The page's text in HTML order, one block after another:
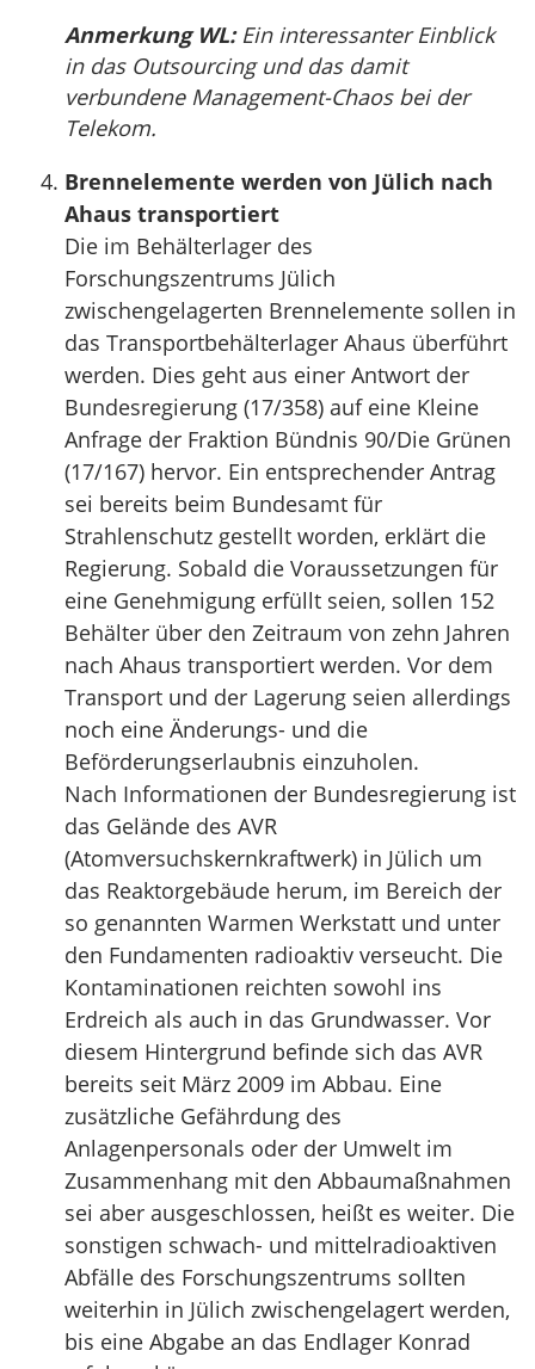
Anmerkung WL:Ein interessanter Einblick
in das Outsourcing und das damit
verbundene Management-Chaos bei der
Telekom.
Brennelemente werden von Jülich nach
Ahaus transportiert
Die im Behälterlager des
Forschungszentrums Jülich
zwischengelagerten Brennelemente sollen in
das Transportbehälterlager Ahaus überführt
werden. Dies geht aus einer Antwort der
Bundesregierung (17/358) auf eine Kleine
Anfrage der Fraktion Bündnis 90/Die Grünen
(17/167) hervor. Ein entsprechender Antrag
sei bereits beim Bundesamt für
Strahlenschutz gestellt worden, erklärt die
Regierung. Sobald die Voraussetzungen für
eine Genehmigung erfüllt seien, sollen 152
Behälter über den Zeitraum von zehn Jahren
nach Ahaus transportiert werden. Vor dem
Transport und der Lagerung seien allerdings
noch eine Änderungs- und die
Beförderungserlaubnis einzuholen.
Nach Informationen der Bundesregierung ist
das Gelände des AVR
(Atomversuchskernkraftwerk) in Jülich um
das Reaktorgebäude herum, im Bereich der
so genannten Warmen Werkstatt und unter
den Fundamenten radioaktiv verseucht. Die
Kontaminationen reichten sowohl ins
Erdreich als auch in das Grundwasser. Vor
diesem Hintergrund befinde sich das AVR
bereits seit März 2009 im Abbau. Eine
zusätzliche Gefährdung des
Anlagenpersonals oder der Umwelt im
Zusammenhang mit den Abbaumaßnahmen
sei aber ausgeschlossen, heißt es weiter. Die
sonstigen schwach- und mittelradioaktiven
Abfälle des Forschungszentrums sollten
weiterhin in Jülich zwischengelagert werden,
bis eine Abgabe an das Endlager Konrad